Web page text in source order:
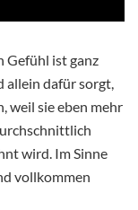
Gefühl ist ganz
allein dafür sorgt,
weil sie eben mehr
wird. Im Sinne
vollkommen